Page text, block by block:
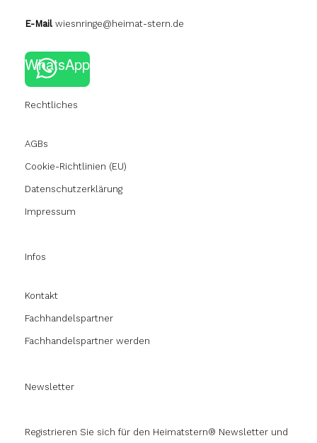
E-Mail wiesnringe@heimat-stern.de
WhatsApp
Rechtliches
AGBs
Cookie-Richtlinien (EU)
Datenschutzerklärung
Impressum
Infos
Kontakt
Fachhandelspartner
Fachhandelspartner werden
Newsletter
Registrieren Sie sich für den Heimatstern® Newsletter und